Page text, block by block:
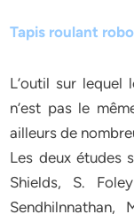
Tapis roulant
L’outil sur lequel
n’est pas le
ailleurs de
Les deux études
Shields, S.